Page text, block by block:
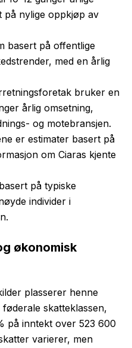
på nylige oppkjøp av
basert på offentlige
med en årlig
bruker en
årlig omsetning,
og motebransjen.
er estimater basert på
om Ciaras kjente
på typiske
individer i
økonomisk
plasserer henne
skatteklassen,
på inntekt over 523 600
varierer, men